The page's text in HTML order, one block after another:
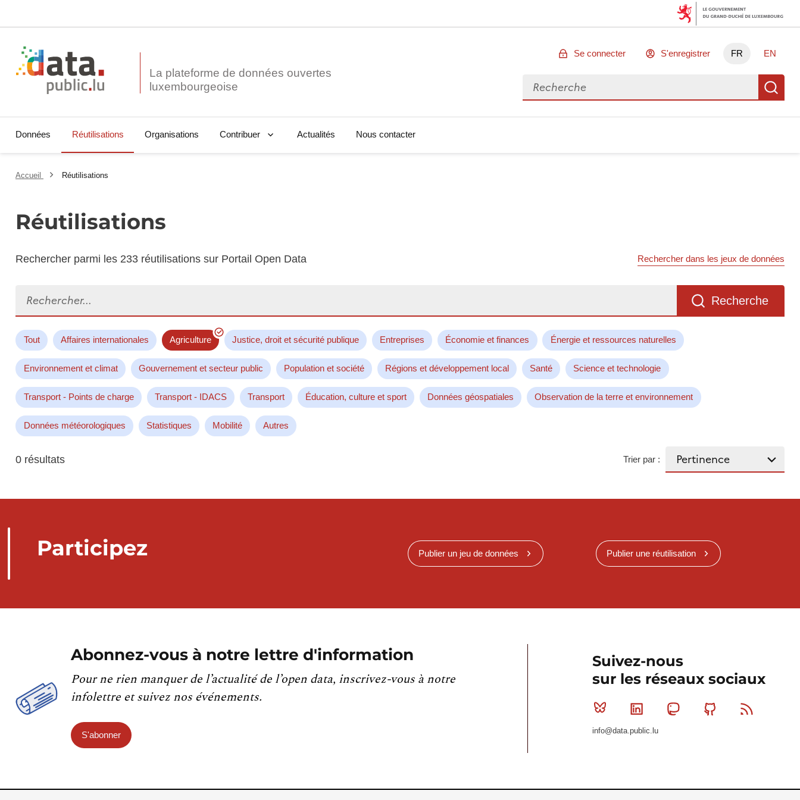
La plateforme de données ouvertes
Se connecter S'enregistrer FR EN
Rechercher des données
Données Réutilisations Organisations Contribuer Actualités Nous contacter
Accueil Réutilisations
Réutilisations
Rechercher parmi les 233 réutilisations sur Portail Open Data Rechercher dans les jeux de données
Recherche
Tout Affaires internationales Agriculture Justice, droit et sécurité publique Entreprises Économie et finances Énergie et ressources naturelles
Environnement et climat Gouvernement et secteur public Population et société Régions et développement local Santé Science et technologie
Transport - Points de charge Transport - IDACS Transport Éducation, culture et sport Données géospatiales Observation de la terre et environnement
Données météorologiques Statistiques Mobilité Autres
0 résultats Trier par :
Participez Publier un jeu de données Publier une réutilisation
Abonnez-vous à notre lettre d'information
Pour ne rien manquer de l’actualité de l’open data, inscrivez-vous à notre
infolettre et suivez nos événements.
S'abonner
Suivez-nous
sur les réseaux sociaux
Bluesky Linkedin MastodonGithub
info@data.public.lu